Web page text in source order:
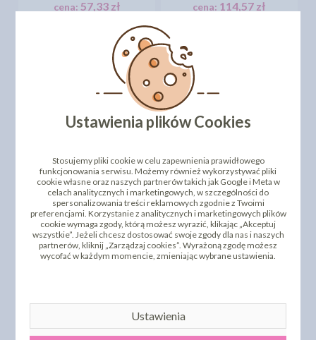
cena:57,33 zł cena: 114,57 zł
DINOZAURY DINUŚ 25
SZT
cena:114,57 zł
DO KOSZYKA
FIGURKA CUKROWA -
ŚREDNI CZERWONY
SAMOCHÓD
cena:11,21 zł
DO KOSZYKA
Ustawienia plików Cookies
Stosujemy pliki cookie w celu zapewnienia prawidłowego
funkcjonowania serwisu. Możemy również wykorzystywać pliki
cookie własne oraz naszych partnerów takich jak Google i Meta w
celach analitycznych i marketingowych, w szczególności do
spersonalizowania treści reklamowych zgodnie z Twoimi
preferencjami. Korzystanie z analitycznych i marketingowych plików
cookie wymaga zgody, którą możesz wyrazić, klikając „Akceptuj
wszystkie”. Jeżeli chcesz dostosować swoje zgody dla nas i naszych
partnerów, kliknij „Zarządzaj cookies”. Wyrażoną zgodę możesz
wycofać w każdym momencie, zmieniając wybrane ustawienia.
Ustawienia